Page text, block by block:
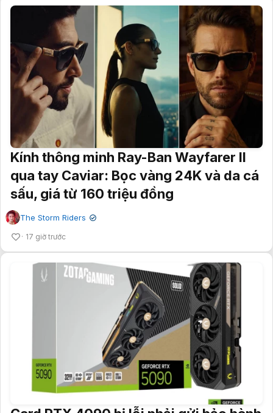
Kính thông minh Ray-Ban Wayfarer II
qua tay Caviar: Bọc vàng 24K và da cá
sấu, giá từ 160 triệu đồng
The Storm Riders ✔
17 giờ trước